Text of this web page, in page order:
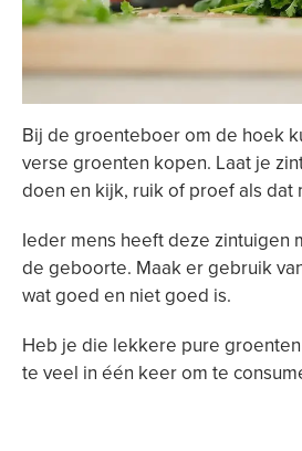
Bij de groenteboer om de hoek
verse groenten kopen. Laat je
doen en kijk, ruik of proef als dat
Ieder mens heeft deze zintuigen
de geboorte. Maak er gebruik
wat goed en niet goed is.
Heb je die lekkere pure
te veel in één keer om te